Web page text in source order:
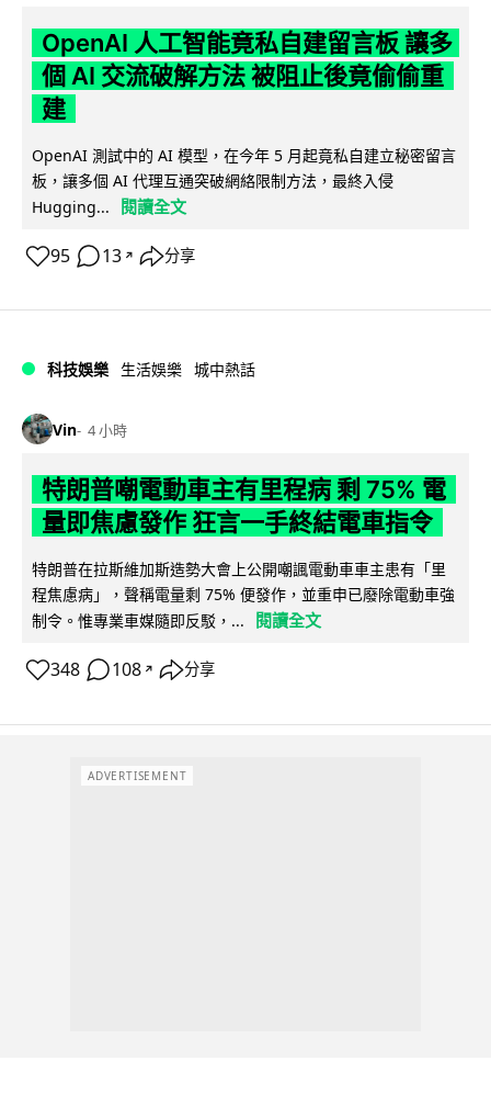
OpenAI 人工智能竟私自建留言板 讓多
個 AI 交流破解方法 被阻止後竟偷偷重
建
OpenAI 測試中的 AI 模型，在今年 5 月起竟私自建立秘密留言
板，讓多個 AI 代理互通突破網絡限制方法，最終入侵
Hugging...
閱讀全文
95 13 ↗ 分享
科技娛樂 生活娛樂 城中熱話
Vin 4 小時
特朗普嘲電動車主有里程病 剩 75% 電
量即焦慮發作 狂言一手終結電車指令
特朗普在拉斯維加斯造勢大會上公開嘲諷電動車車主患有「里
程焦慮病」，聲稱電量剩 75% 便發作，並重申已廢除電動車強
制令。惟專業車媒隨即反駁，...
閱讀全文
348 108 ↗ 分享
ADVERTISEMENT